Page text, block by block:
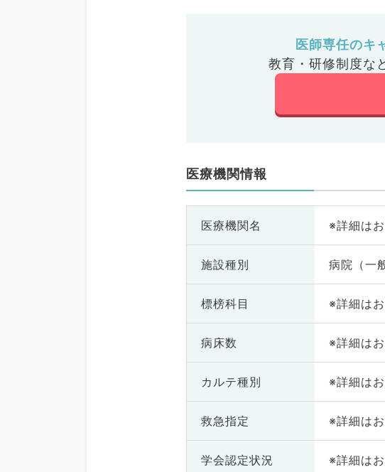
医師専任のキ
教育・研修制度な
医療機関情報
医療機関名 ※詳細は
施設種別 病院（一
標榜科目 ※詳細は
病床数 ※詳細は
カルテ種別 ※詳細は
救急指定 ※詳細は
学会認定状況 ※詳細は